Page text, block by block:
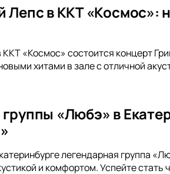
Лепс в ККТ «Космос»:
ККТ «Космос» состоится концерт
хитами в зале с отличной
«Любэ» в
легендарная группа
и комфортом. Успейте